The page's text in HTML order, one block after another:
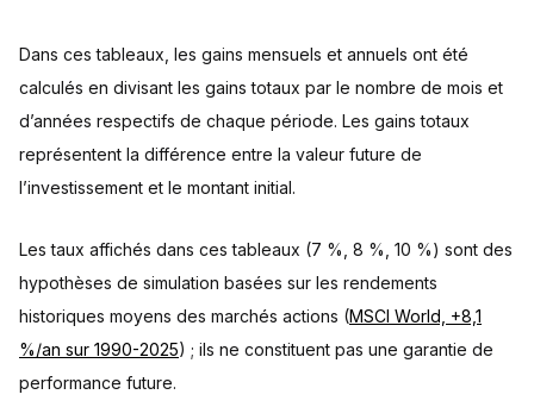
Dans ces tableaux, les gains mensuels et annuels ont été
calculés en divisant les gains totaux par le nombre de mois et
d’années respectifs de chaque période. Les gains totaux
représentent la différence entre la valeur future de
l’investissement et le montant initial.
Les taux affichés dans ces tableaux (7 %, 8 %, 10 %) sont des
hypothèses de simulation basées sur les rendements
historiques moyens des marchés actions (MSCI World, +8,1
%/an sur 1990-2025) ; ils ne constituent pas une garantie de
performance future.